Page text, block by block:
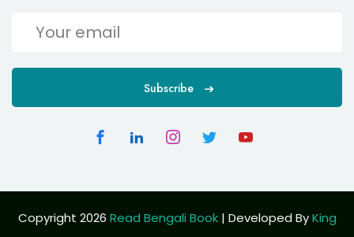
Subscribe
Copyright 2026 Read Bengali Book| Developed ByKing